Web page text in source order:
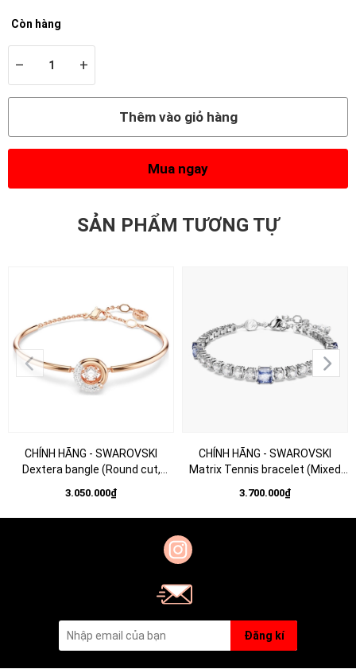
Còn hàng
– +
Thêm vào giỏ hàng
Mua ngay
SẢN PHẨM TƯƠNG TỰ
CHÍNH HÃNG - SWAROVSKI
Dextera bangle (Round cut,
Vòng, lắc tay, pha lê trắng -
JEWELRY BRACELET
3.050.000₫
CHÍNH HÃNG - SWAROVSKI
Matrix Tennis bracelet (Mixed
Vòng/lắc tay đá pha lê trắng
phối xanh - JEWELRY
3.700.000₫
Đăng kí